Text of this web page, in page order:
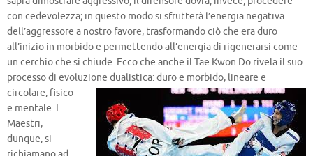
con cedevolezza; in questo modo si sfrutterà l’energia negativa
dell’aggressore a nostro favore, trasformando ciò che era duro
all’inizio in morbido e permettendo all’energia di rigenerarsi come
un cerchio che si chiude. Ecco che anche il Tae Kwon Do rivela il suo
processo di evoluzione dualistica: duro e morbido, lineare e
circolare, fisico
e mentale. I
Maestri,
dunque, si